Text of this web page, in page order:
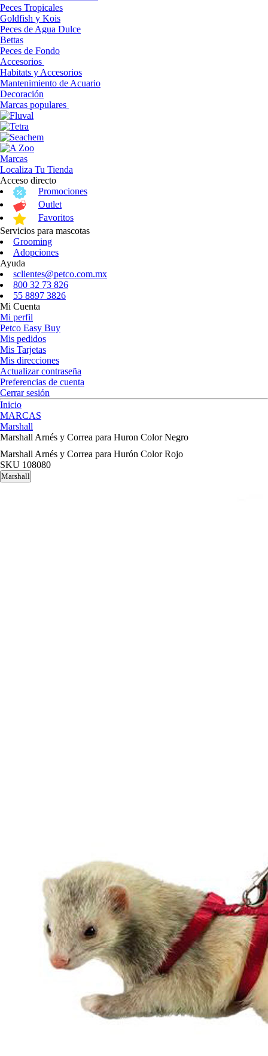
Peces Tropicales
Goldfish y Kois
Peces de Agua Dulce
Bettas
Peces de Fondo
Accesorios
Habitats y Accesorios
Mantenimiento de Acuario
Decoración
Marcas populares
Marcas
Localiza Tu Tienda
Acceso directo
Promociones
Outlet
Favoritos
Servicios para mascotas
Grooming
Adopciones
Ayuda
sclientes@petco.com.mx
800 32 73 826
55 8897 3826
Mi Cuenta
Mi perfil
Petco Easy Buy
Mis pedidos
Mis Tarjetas
Mis direcciones
Actualizar contraseña
Preferencias de cuenta
Cerrar sesión
Inicio
MARCAS
Marshall
Marshall Arnés y Correa para Huron Color Negro
Marshall Arnés y Correa para Hurón Color Rojo
SKU 108080
Marshall